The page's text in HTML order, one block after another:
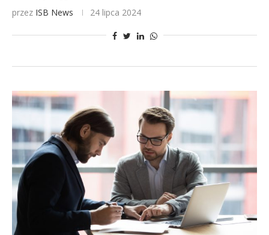
przez ISB News 24 lipca 2024